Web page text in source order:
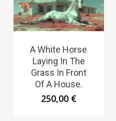
A White Horse
Laying In The
Grass In Front
Of A House.
250,00 €